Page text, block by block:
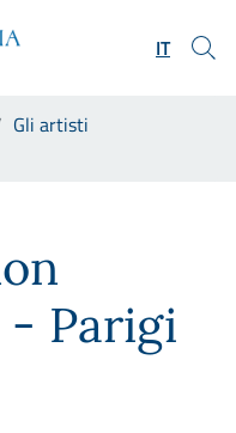
IT
Gli artisti
- Parigi